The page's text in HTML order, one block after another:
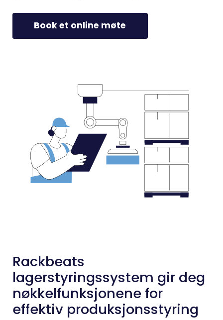
Book et online møte
Rackbeats
lagerstyringssystem gir deg
nøkkelfunksjonene for
effektiv produksjonsstyring